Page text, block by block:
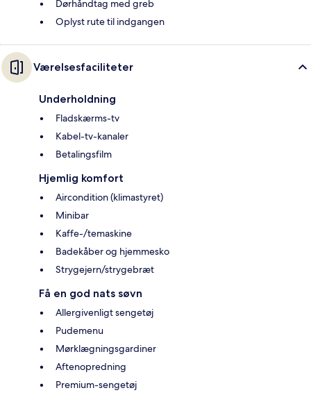
Dørhåndtag med greb
Oplyst rute til indgangen
Værelsesfaciliteter
Underholdning
Fladskærms-tv
Kabel-tv-kanaler
Betalingsfilm
Hjemlig komfort
Aircondition (klimastyret)
Minibar
Kaffe-/temaskine
Badekåber og hjemmesko
Strygejern/strygebræt
Få en god nats søvn
Allergivenligt sengetøj
Pudemenu
Mørklægningsgardiner
Aftenopredning
Premium-sengetøj